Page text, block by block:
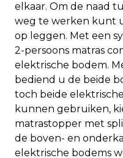
elkaar. Om de naad
weg te werken kunt
op leggen. Met een
2-persoons matras
elektrische bodem.
bediend u de beide
toch beide
kunnen gebruiken,
matrastopper met
de boven- en
elektrische bodems